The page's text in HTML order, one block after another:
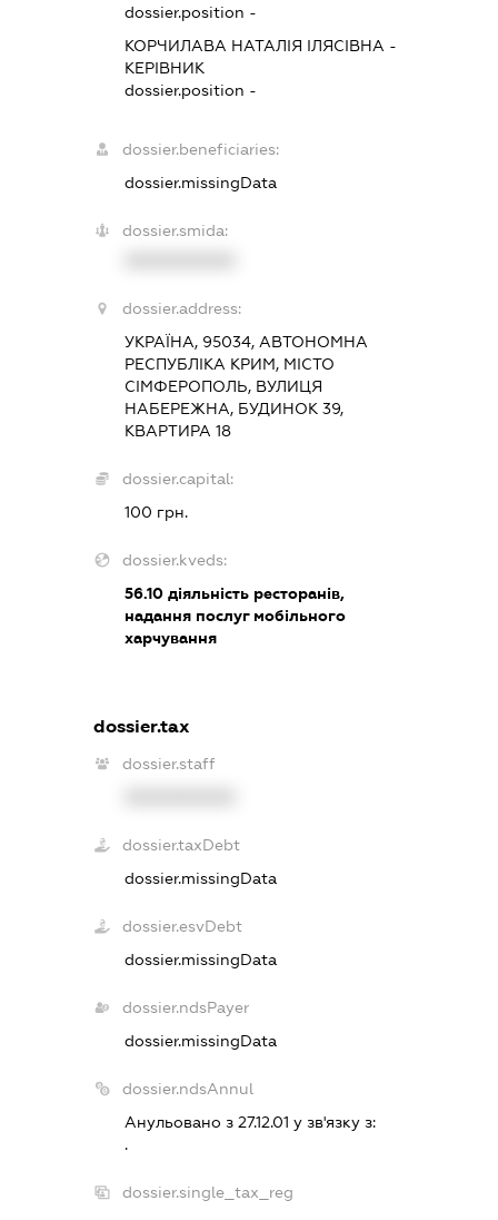
dossier.position -
КОРЧИЛАВА НАТАЛІЯ ІЛЯСІВНА -
КЕРІВНИК
dossier.position -
dossier.beneficiaries:
dossier.missingData
dossier.smida:
dossier.address:
УКРАЇНА, 95034, АВТОНОМНА
РЕСПУБЛІКА КРИМ, МІСТО
СІМФЕРОПОЛЬ, ВУЛИЦЯ
НАБЕРЕЖНА, БУДИНОК 39,
КВАРТИРА 18
dossier.capital:
100 грн.
dossier.kveds:
56.10діяльність ресторанів,
надання послуг мобільного
харчування
dossier.tax
dossier.staff
dossier.taxDebt
dossier.missingData
dossier.esvDebt
dossier.missingData
dossier.ndsPayer
dossier.missingData
dossier.ndsAnnul
Анульовано з 27.12.01 у зв'язку з:
.
dossier.single_tax_reg